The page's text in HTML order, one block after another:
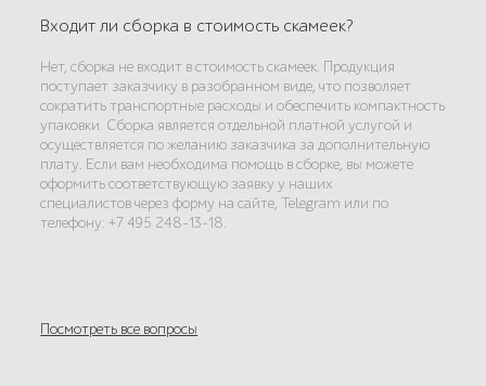
Входит ли сборка в стоимость скамеек?
Нет, сборка не входит в стоимость скамеек. Продукция
поступает заказчику в разобранном виде, что позволяет
сократить транспортные расходы и обеспечить компактность
упаковки. Сборка является отдельной платной услугой и
осуществляется по желанию заказчика за дополнительную
плату. Если вам необходима помощь в сборке, вы можете
оформить соответствующую заявку у наших
специалистов через форму на сайте, Telegram или по
телефону: +7 495 248-13-18.
Посмотреть все вопросы